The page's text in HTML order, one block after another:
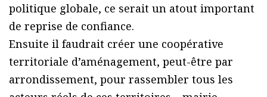
politique globale, ce serait un atout important
de reprise de confiance.
Ensuite il faudrait créer une coopérative
territoriale d’aménagement, peut-être par
arrondissement, pour rassembler tous les